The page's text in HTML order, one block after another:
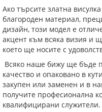
Ако търсите златна
благороден материал,
дизайн, този модел е
акцент към всяка визия и
което ще носите с
Всяко наше бижу ще бъде
качество и опаковано в
закупен или заменен и в
получите професионална
квалифицирани служители.